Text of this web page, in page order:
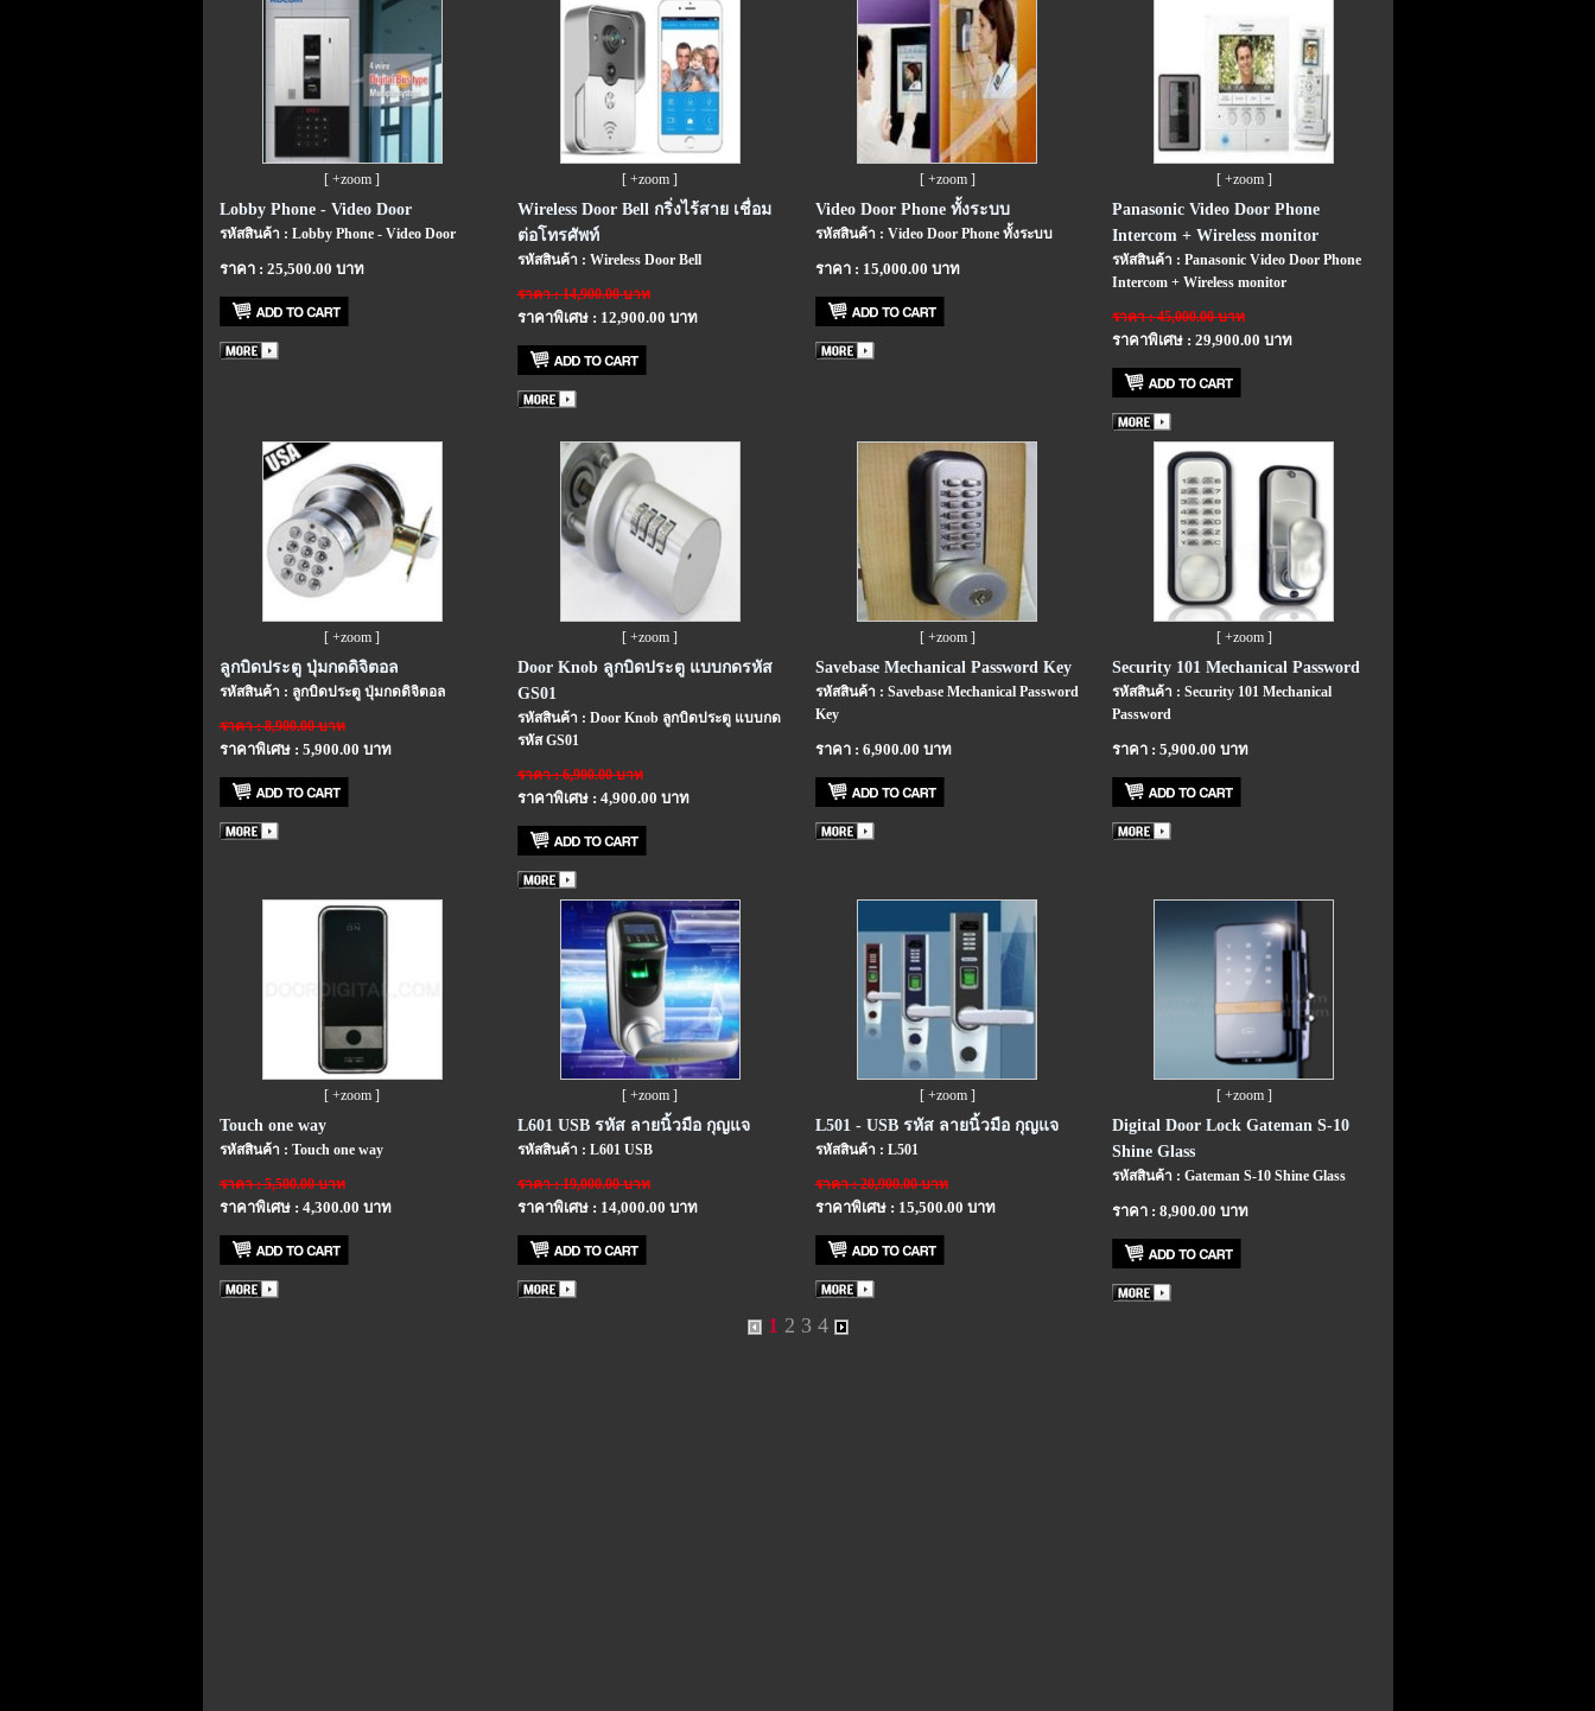
[ +zoom ]
Lobby Phone - Video Door
รหัสสินค้า : Lobby Phone - Video Door
ราคา : 25,500.00 บาท
[ +zoom ]
Wireless Door Bell กริ่งไร้สาย เชื่อม
ต่อโทรศัพท์
รหัสสินค้า : Wireless Door Bell
ราคา : 14,900.00 บาท
ราคาพิเศษ : 12,900.00 บาท
[ +zoom ]
Video Door Phone ทั้งระบบ
รหัสสินค้า : Video Door Phone ทั้งระบบ
ราคา : 15,000.00 บาท
[ +zoom ]
Panasonic Video Door Phone
Intercom + Wireless monitor
รหัสสินค้า : Panasonic Video Door Phone
Intercom + Wireless monitor
ราคา : 45,000.00 บาท
ราคาพิเศษ : 29,900.00 บาท
[ +zoom ]
ลูกบิดประตู ปุ่มกดดิจิตอล
รหัสสินค้า : ลูกบิดประตู ปุ่มกดดิจิตอล
ราคา : 8,900.00 บาท
ราคาพิเศษ : 5,900.00 บาท
[ +zoom ]
Door Knob ลูกบิดประตู แบบกดรหัส
GS01
รหัสสินค้า : Door Knob ลูกบิดประตู แบบกด
รหัส GS01
ราคา : 6,900.00 บาท
ราคาพิเศษ : 4,900.00 บาท
[ +zoom ]
Savebase Mechanical Password Key
รหัสสินค้า : Savebase Mechanical Password
Key
ราคา : 6,900.00 บาท
[ +zoom ]
Security 101 Mechanical Password
รหัสสินค้า : Security 101 Mechanical
Password
ราคา : 5,900.00 บาท
[ +zoom ]
Touch one way
รหัสสินค้า : Touch one way
ราคา : 5,500.00 บาท
ราคาพิเศษ : 4,300.00 บาท
[ +zoom ]
L601 USB รหัส ลายนิ้วมือ กุญแจ
รหัสสินค้า : L601 USB
ราคา : 19,000.00 บาท
ราคาพิเศษ : 14,000.00 บาท
[ +zoom ]
L501 - USB รหัส ลายนิ้วมือ กุญแจ
รหัสสินค้า : L501
ราคา : 20,900.00 บาท
ราคาพิเศษ : 15,500.00 บาท
[ +zoom ]
Digital Door Lock Gateman S-10
Shine Glass
รหัสสินค้า : Gateman S-10 Shine Glass
ราคา : 8,900.00 บาท
1 2 3 4